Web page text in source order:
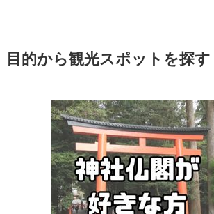
目的から観光スポットを探す